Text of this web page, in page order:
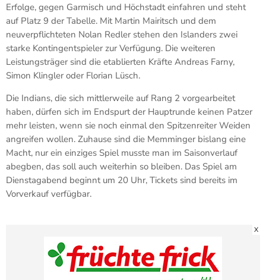
Erfolge, gegen Garmisch und Höchstadt einfahren und steht
auf Platz 9 der Tabelle. Mit Martin Mairitsch und dem
neuverpflichteten Nolan Redler stehen den Islanders zwei
starke Kontingentspieler zur Verfügung. Die weiteren
Leistungsträger sind die etablierten Kräfte Andreas Farny,
Simon Klingler oder Florian Lüsch.
Die Indians, die sich mittlerweile auf Rang 2 vorgearbeitet
haben, dürfen sich im Endspurt der Hauptrunde keinen Patzer
mehr leisten, wenn sie noch einmal den Spitzenreiter Weiden
angreifen wollen. Zuhause sind die Memminger bislang eine
Macht, nur ein einziges Spiel musste man im Saisonverlauf
abegben, das soll auch weiterhin so bleiben. Das Spiel am
Dienstagabend beginnt um 20 Uhr, Tickets sind bereits im
Vorverkauf verfügbar.
X